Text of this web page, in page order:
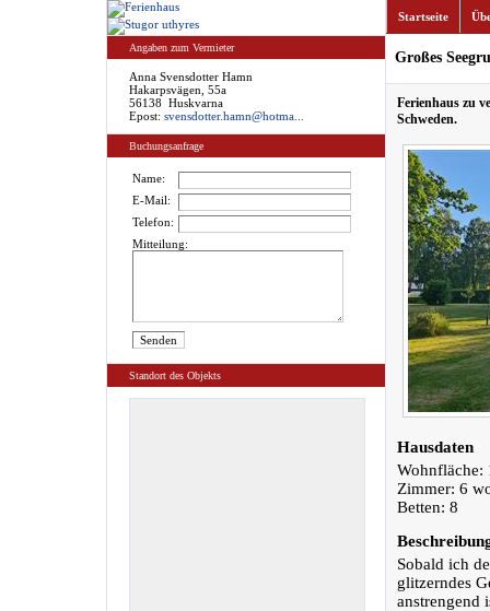
Angaben zum Vermieter
Anna Svensdotter Hamn
Hakarpsvägen, 55a
56138 Huskvarna
Epost: svensdotter.hamn@hotma...
Buchungsanfrage
Name:
E-Mail:
Telefon:
Mitteilung:
Standort des Objekts
Startseite
Großes
Ferienhaus zu
Schweden.
Hausdaten
Wohnfläche:
Zimmer: 6
Betten: 8
Sobald ich
glitzerndes
anstrengend